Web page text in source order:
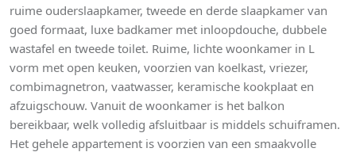
ruime ouderslaapkamer, tweede en derde slaapkamer van
goed formaat, luxe badkamer met inloopdouche, dubbele
wastafel en tweede toilet. Ruime, lichte woonkamer in L
vorm met open keuken, voorzien van koelkast, vriezer,
combimagnetron, vaatwasser, keramische kookplaat en
afzuigschouw. Vanuit de woonkamer is het balkon
bereikbaar, welk volledig afsluitbaar is middels schuiframen.
Het gehele appartement is voorzien van een smaakvolle